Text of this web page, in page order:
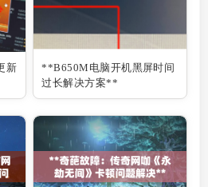
新
**B650M电脑开机黑屏时间
过长解决方案**